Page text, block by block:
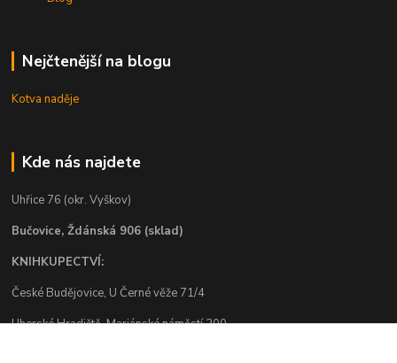
Nejčtenější na blogu
Kotva naděje
Kde nás najdete
Uhřice 76 (okr. Vyškov)
Bučovice, Ždánská 906 (sklad)
KNIHKUPECTVÍ:
České Budějovice, U Černé věže 71/4
Uherské Hradiště, Mariánské náměstí 200